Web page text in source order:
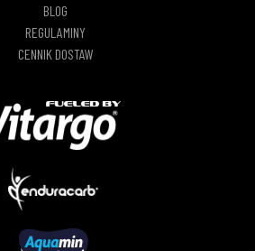
BLOG
REGULAMINY
CENNIK DOSTAW